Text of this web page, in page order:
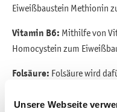
Unsere Webseite
Eiweißbaustein Methionin
Vitamin B6: Mithilfe von
Homocystein zum
Folsäure: Folsäure wird
steht. Außerdem sind für